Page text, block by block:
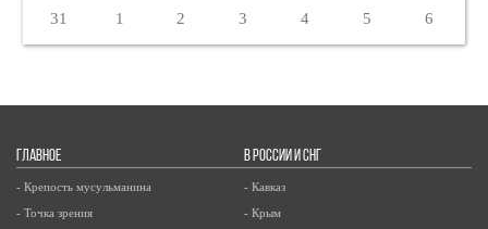
31 1 2 3 4 5 6
ГЛАВНОЕ
- Крепость мусульманина
- Точка зрения
В РОССИИ И СНГ
- Кавказ
- Крым